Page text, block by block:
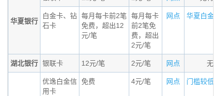
华夏银行
白金卡、钻
石卡
每月每卡前2笔
免费，超出12
元/笔
每月每卡
前2笔免
费，超出
2元/笔
网点 华夏白金
湖北银行 银联卡 12元/笔 2元/笔 网点 无
优逸白金信
用卡
免费 4元/笔 网点 门槛较低